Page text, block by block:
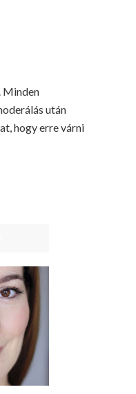
Minden
után
hogy erre várni